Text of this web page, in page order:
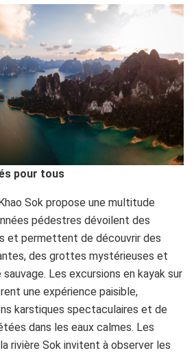
pour tous
Sok propose une multitude
pédestres dévoilent des
et permettent de découvrir des
des grottes mystérieuses et
Les excursions en kayak sur
une expérience paisible,
karstiques spectaculaires et de
dans les eaux calmes. Les
rivière Sok invitent à observer les